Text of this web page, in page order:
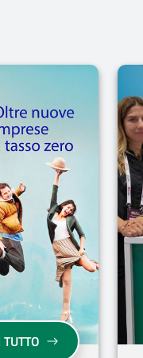
PER I GIOVANI
TUTTO “ON - OLTRE